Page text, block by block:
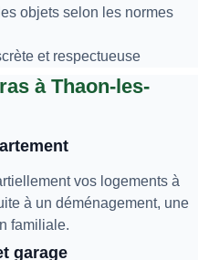
objets selon les normes
et respectueuse
à Thaon-les-
vos logements à
à un déménagement, une
familiale.
garage